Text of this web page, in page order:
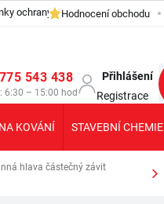
ochrany osobních údajů GDPR
Hodnocení obchodu
543 438
6:30 – 15:00 hod
Přihlášení
Registrace
KOVÁNÍ STAVEBNÍ CHEMIE
hlava částečný závit